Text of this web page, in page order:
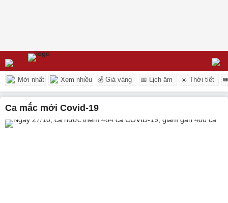
Mới nhất Xem nhiều 💰 Giá vàng 📅 Lịch âm ☀️ Thời tiết
ca mắc mới Covid-19